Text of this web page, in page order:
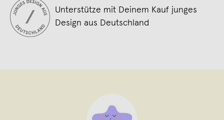
Unterstütze mit Deinem Kauf junges
Design aus Deutschland